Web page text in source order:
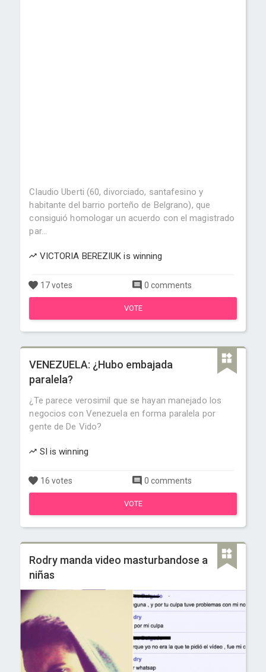
Claudio Uberti (60, divorciado, santafesino y
habitante del barrio porteño de Belgrano), que
consiguió homologar un acuerdo con el magistrado
par...
VICTORIA BEREZIUK is winning
17 votes 0 comments
VOTE
VENEZUELA: ¿Hubo embajada
paralela?
¿Te parece verosimil que se hayan manejado los
negocios con Venezuela en forma paralela por
gente de De Vido?
SI is winning
16 votes 0 comments
VOTE
Rodry manda video masturbandose a
niñas